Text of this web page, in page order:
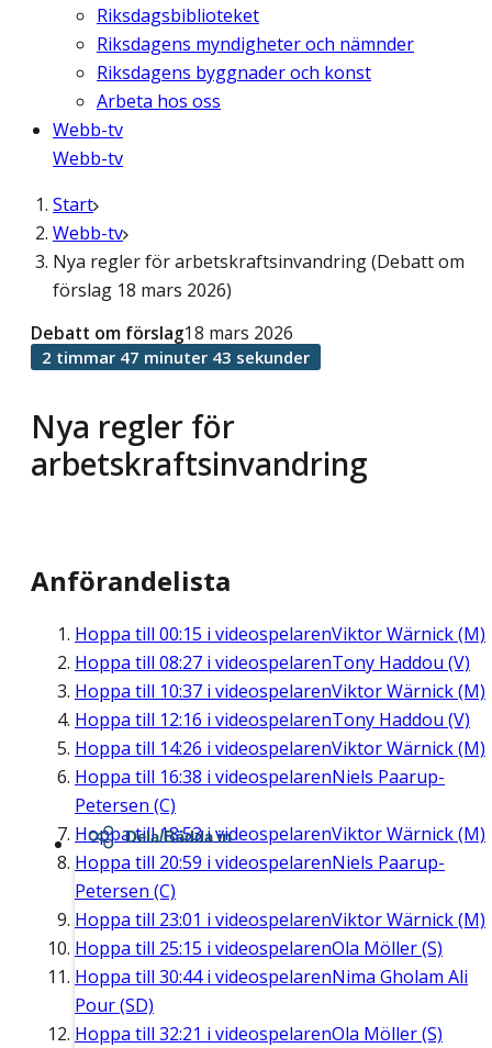
Riksdagsbiblioteket
Riksdagens myndigheter och nämnder
Riksdagens byggnader och konst
Arbeta hos oss
Webb-tv
Webb-tv
Start
Webb-tv
Nya regler för arbetskraftsinvandring (Debatt om
förslag 18 mars 2026)
Nya regler för
arbetskraftsinvandring
Debatt om förslag18 mars 2026
2 timmar 47 minuter 43 sekunder
Anförandelista
Hoppa till 00:15 i videospelarenViktor Wärnick (M)
Hoppa till 08:27 i videospelarenTony Haddou (V)
Hoppa till 10:37 i videospelarenViktor Wärnick (M)
Hoppa till 12:16 i videospelarenTony Haddou (V)
Hoppa till 14:26 i videospelarenViktor Wärnick (M)
Hoppa till 16:38 i videospelarenNiels Paarup-
Petersen (C)
Hoppa till18:53i videospelarenViktor Wärnick (M)
Hoppa till 20:59 i videospelarenNiels Paarup-
Petersen (C)
Hoppa till 23:01 i videospelarenViktor Wärnick (M)
Hoppa till 25:15 i videospelarenOla Möller (S)
Hoppa till 30:44i videospelarenNima Gholam Ali
Pour (SD)
Hoppa till 32:21 i videospelarenOla Möller (S)
Dela/Bädda in